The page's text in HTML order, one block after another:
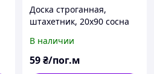
Доска строганная,
штахетник, 20х90 сосна
В наличии
59₴/пог.м